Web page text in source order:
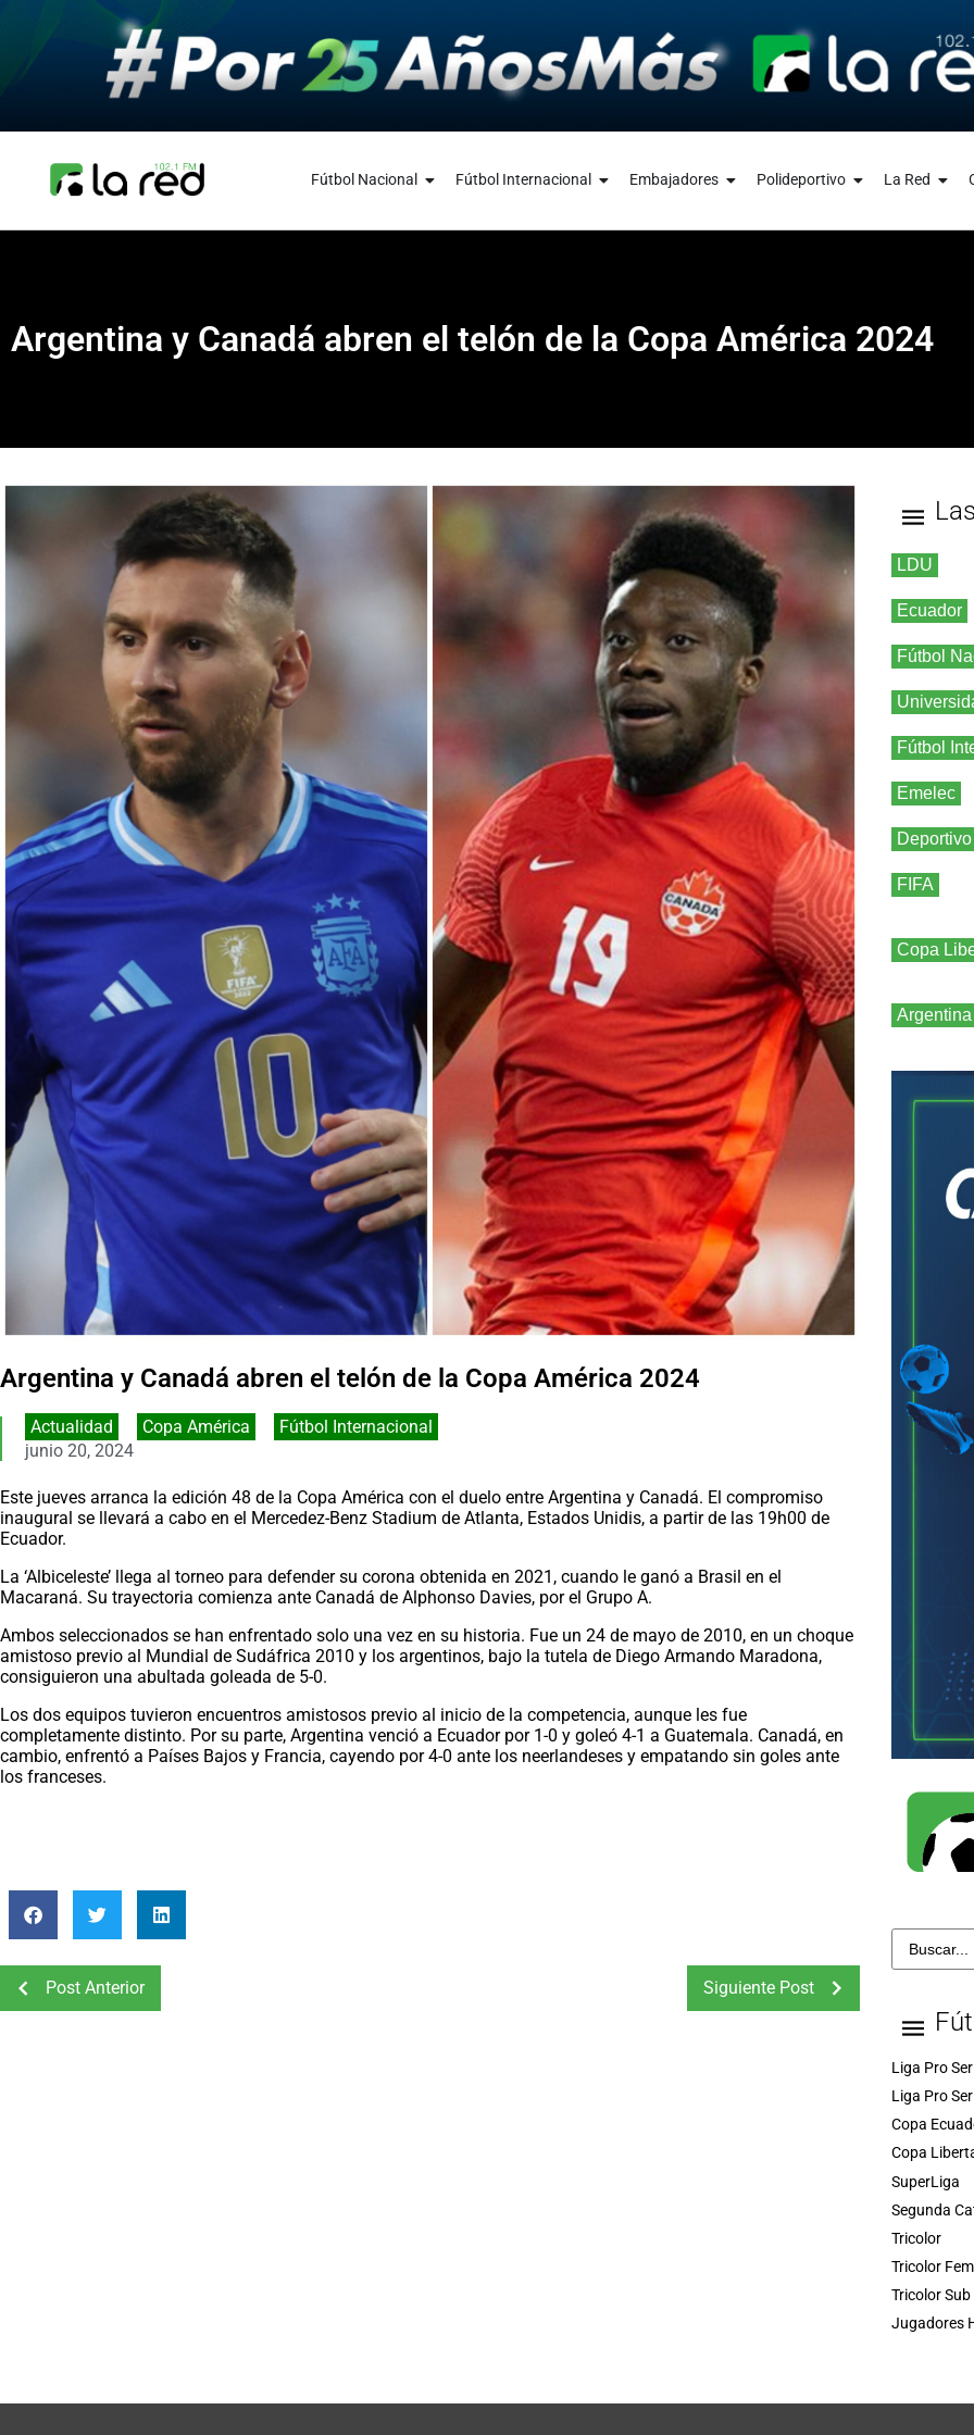
Fútbol Nacional Fútbol Internacional Embajadores Polideportivo La Red
Argentina y Canadá abren el telón de la Copa América 2024
Argentina y Canadá abren el telón de la Copa América 2024
Actualidad Copa América
Fútbol Internacional
junio 20, 2024
Este jueves arranca la edición 48 de la Copa América con el duelo entre Argentina y Canadá. El compromiso
inaugural se llevará a cabo en el Mercedez-Benz Stadium de Atlanta, Estados Unidis, a partir de las 19h00 de
Ecuador.
La ‘Albiceleste’ llega al torneo para defender su corona obtenida en 2021, cuando le ganó a Brasil en el
Macaraná. Su trayectoria comienza ante Canadá de Alphonso Davies, por el Grupo A.
Ambos seleccionados se han enfrentado solo una vez en su historia. Fue un 24 de mayo de 2010, en un choque
amistoso previo al Mundial de Sudáfrica 2010 y los argentinos, bajo la tutela de Diego Armando Maradona,
consiguieron una abultada goleada de 5-0.
Los dos equipos tuvieron encuentros amistosos previo al inicio de la competencia, aunque les fue
completamente distinto. Por su parte, Argentina venció a Ecuador por 1-0 y goleó 4-1 a Guatemala. Canadá, en
cambio, enfrentó a Países Bajos y Francia, cayendo por 4-0 ante los neerlandeses y empatando sin goles ante
los franceses.
Post Anterior Siguiente Post
LDU
Ecuador
Fútbol
Fútbol
Emelec
FIFA
Copa
Argentina
Liga Pro
Liga Pro
Copa
Copa
SuperLiga
Segunda
Tricolor
Tricolor
Tricolor Sub
Jugadores